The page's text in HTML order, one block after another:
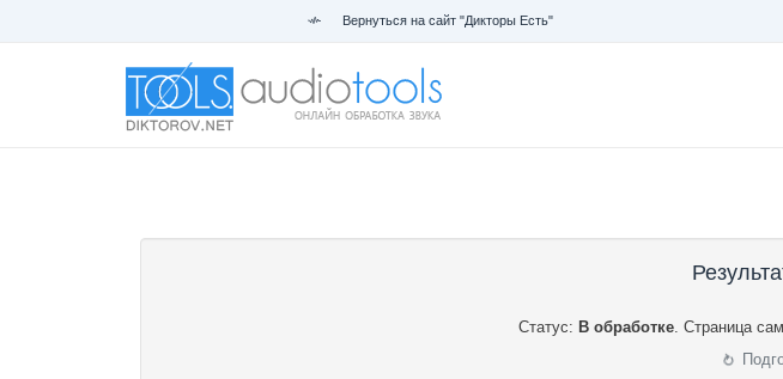
Вернуться на сайт "Дикторы Есть"
Статус: В обработке. Страница
⟳